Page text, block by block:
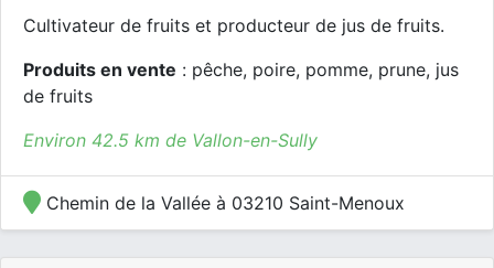
Cultivateur de fruits et producteur de jus de fruits.
Produits en vente : pêche, poire, pomme, prune, jus
de fruits
Environ 42.5 km de Vallon-en-Sully
Chemin de la Vallée à 03210 Saint-Menoux